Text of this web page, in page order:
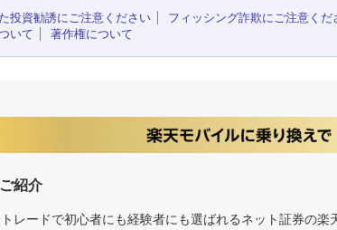
投資勧誘にご注意ください
フィッシング詐欺にご注意くだ
いて
著作権について
紹介
レードで初心者にも経験者にも選ばれるネット証券の